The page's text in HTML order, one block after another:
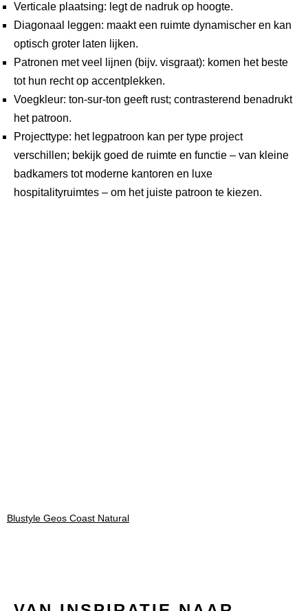
Verticale plaatsing: legt de nadruk op hoogte.
Diagonaal leggen: maakt een ruimte dynamischer en kan
optisch groter laten lijken.
Patronen met veel lijnen (bijv. visgraat): komen het beste
tot hun recht op accentplekken.
Voegkleur: ton-sur-ton geeft rust; contrasterend benadrukt
het patroon.
Projecttype: het legpatroon kan per type project
verschillen; bekijk goed de ruimte en functie – van kleine
badkamers tot moderne kantoren en luxe
hospitalityruimtes – om het juiste patroon te kiezen.
Blustyle Geos Coast Natural